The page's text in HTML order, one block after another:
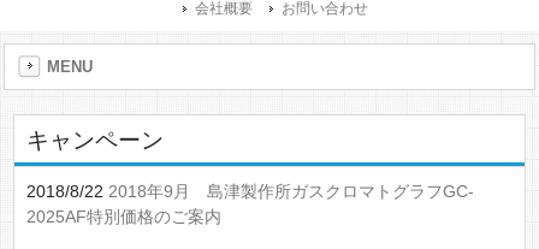
会社概要 お問い合わせ
MENU
キャンペーン
2018/8/22 2018年9月 島津製作所ガスクロマトグラフGC-
2025AF特別価格のご案内